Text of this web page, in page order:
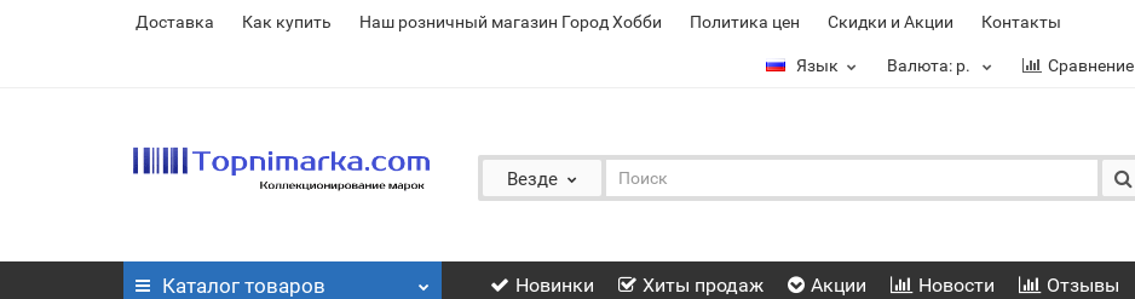
Доставка Как купить Наш розничный магазин Город Хобби Политика цен Скидки и Акции Контакты
Язык Валюта: р. Сравнение
Везде
Каталог товаров Новинки Хиты продаж Акции Новости Отзывы